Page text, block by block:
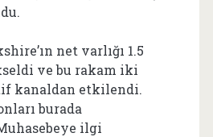
net varlığı 1.5
ve bu rakam iki
kanaldan etkilendi.
burada
ilgi